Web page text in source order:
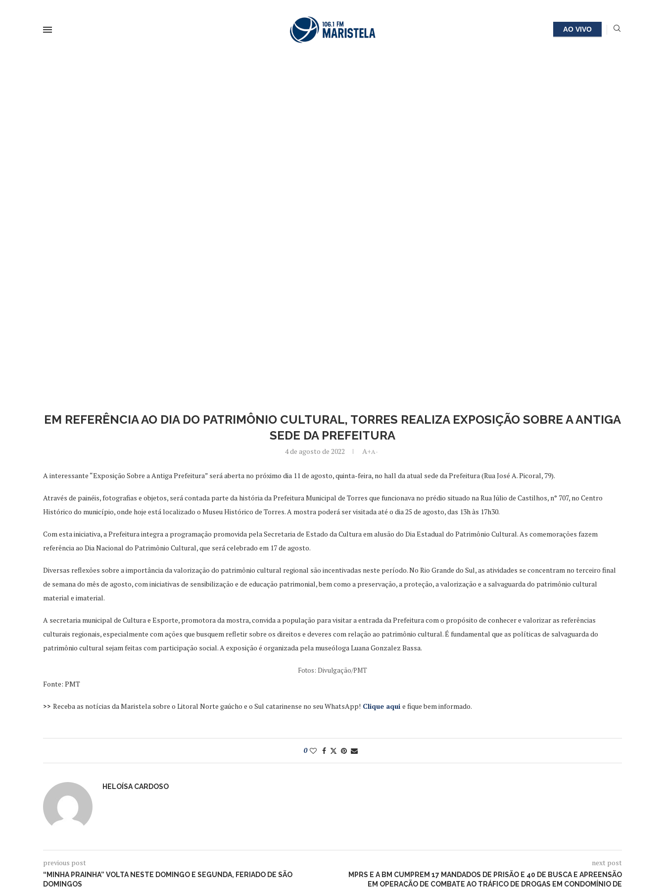
AO VIVO
EM REFERÊNCIA AO DIA DO PATRIMÔNIO CULTURAL, TORRES REALIZA EXPOSIÇÃO SOBRE A ANTIGA
SEDE DA PREFEITURA
4 de agosto de 2022 A+A-
A interessante “Exposição Sobre a Antiga Prefeitura” será aberta no próximo dia 11 de agosto, quinta-feira, no hall da atual sede da Prefeitura (Rua José A. Picoral, 79).
Através de painéis, fotografias e objetos, será contada parte da história da Prefeitura Municipal de Torres que funcionava no prédio situado na Rua Júlio de Castilhos, n° 707, no Centro
Histórico do município, onde hoje está localizado o Museu Histórico de Torres. A mostra poderá ser visitada até o dia 25 de agosto, das 13h às 17h30.
Com esta iniciativa, a Prefeitura integra a programação promovida pela Secretaria de Estado da Cultura em alusão do Dia Estadual do Patrimônio Cultural. As comemorações fazem
referência ao Dia Nacional do Patrimônio Cultural, que será celebrado em 17 de agosto.
Diversas reflexões sobre a importância da valorização do patrimônio cultural regional são incentivadas neste período. No Rio Grande do Sul, as atividades se concentram no terceiro final
de semana do mês de agosto, com iniciativas de sensibilização e de educação patrimonial, bem como a preservação, a proteção, a valorização e a salvaguarda do patrimônio cultural
material e imaterial.
A secretaria municipal de Cultura e Esporte, promotora da mostra, convida a população para visitar a entrada da Prefeitura com o propósito de conhecer e valorizar as referências
culturais regionais, especialmente com ações que busquem refletir sobre os direitos e deveres com relação ao patrimônio cultural. É fundamental que as políticas de salvaguarda do
patrimônio cultural sejam feitas com participação social. A exposição é organizada pela museóloga Luana Gonzalez Bassa.
Fotos: Divulgação/PMT
Fonte: PMT
>> Receba as notícias da Maristela sobre o Litoral Norte gaúcho e o Sul catarinense no seu WhatsApp! Clique aqui e fique bem informado.
0
HELOÍSA CARDOSO
previous post
“MINHA PRAINHA” VOLTA NESTE DOMINGO E SEGUNDA, FERIADO DE SÃO
DOMINGOS
next post
MPRS E A BM CUMPREM 17 MANDADOS DE PRISÃO E 40 DE BUSCA E APREENSÃO
EM OPERAÇÃO DE COMBATE AO TRÁFICO DE DROGAS EM CONDOMÍNIO DE